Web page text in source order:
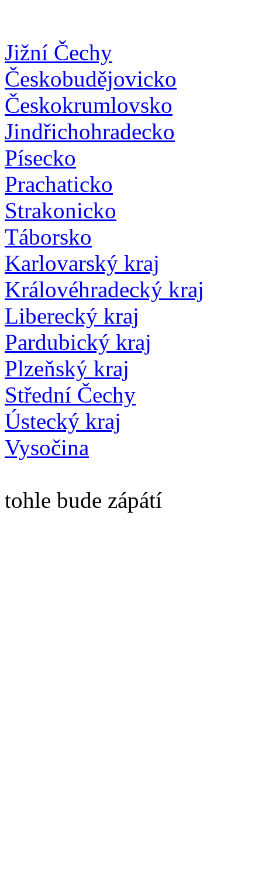
Jižní Čechy
Českobudějovicko
Českokrumlovsko
Jindřichohradecko
Písecko
Prachaticko
Strakonicko
Táborsko
Karlovarský kraj
Královéhradecký kraj
Liberecký kraj
Pardubický kraj
Plzeňský kraj
Střední Čechy
Ústecký kraj
Vysočina
tohle bude zápátí